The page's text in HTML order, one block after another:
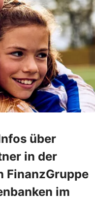
über
in der
FinanzGruppe
im